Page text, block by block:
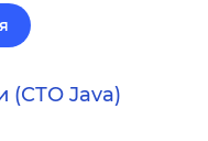
(СТО Java)